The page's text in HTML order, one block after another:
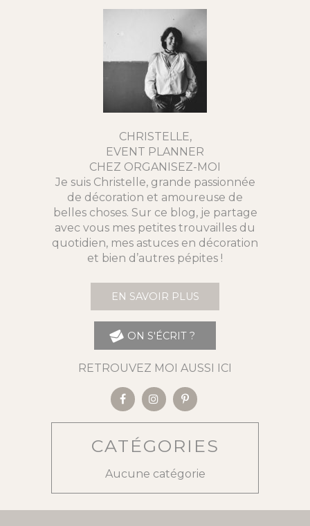
CHRISTELLE,
EVENT PLANNER
CHEZ ORGANISEZ-MOI
Je suis Christelle, grande passionnée
de décoration et amoureuse de
belles choses. Sur ce blog, je partage
avec vous mes petites trouvailles du
quotidien, mes astuces en décoration
et bien d’autres pépites !
EN SAVOIR PLUS
ON S'ÉCRIT ?
RETROUVEZ MOI AUSSI ICI
CATÉGORIES
Aucune catégorie